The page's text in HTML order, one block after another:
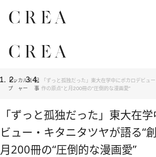
トッ
プ
カルチ
ャー
記
事
「ずっと孤独だった」東大在学中にボカロデビュ
作の原点”と月200冊の“圧倒的な漫画愛”
「ずっと孤独だった」東大在
ビュー・キタニタツヤが語る“
月200冊の“圧倒的な漫画愛”